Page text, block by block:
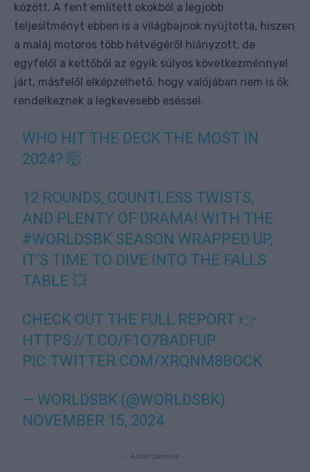
között. A fent említett okokból a legjobb
teljesítményt ebben is a világbajnok nyújtotta, hiszen
a maláj motoros több hétvégéről hiányzott, de
egyfelől a kettőből az egyik súlyos következménnyel
járt, másfelől elképzelhető, hogy valójában nem is ők
rendelkeznek a legkevesebb eséssel.
WHO HIT THE DECK THE MOST IN
2024? 🤯
12 ROUNDS, COUNTLESS TWISTS,
AND PLENTY OF DRAMA! WITH THE
#WORLDSBK SEASON WRAPPED UP,
IT’S TIME TO DIVE INTO THE FALLS
TABLE 💥
CHECK OUT THE FULL REPORT 👉
HTTPS://T.CO/F1O7BADFUP
PIC.TWITTER.COM/XRQNM8BOCK
— WORLDSBK (@WORLDSBK)
NOVEMBER 15, 2024
- Advertisement -